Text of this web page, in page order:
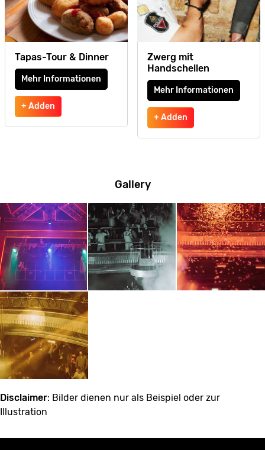
Tapas-Tour & Dinner
Mehr Informationen
+ Adden
Zwerg mit
Handschellen
Mehr Informationen
+ Adden
Gallery
Disclaimer: Bilder dienen nur als Beispiel oder zur
Illustration